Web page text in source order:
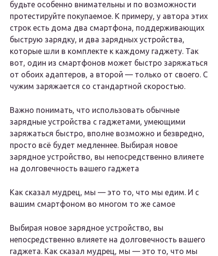
будьте особенно внимательны и по возможности
протестируйте покупаемое. К примеру, у автора этих
строк есть дома два смартфона, поддерживающих
быструю зарядку, и два зарядных устройства,
которые шли в комплекте к каждому гаджету. Так
вот, один из смартфонов может быстро заряжаться
от обоих адаптеров, а второй — только от своего. С
чужим заряжается со стандартной скоростью.
Важно понимать, что использовать обычные
зарядные устройства с гаджетами, умеющими
заряжаться быстро, вполне возможно и безвредно,
просто всё будет медленнее. Выбирая новое
зарядное устройство, вы непосредственно влияете
на долговечность вашего гаджета
Как сказал мудрец, мы — это то, что мы едим. И с
вашим смартфоном во многом то же самое
Выбирая новое зарядное устройство, вы
непосредственно влияете на долговечность вашего
гаджета. Как сказал мудрец, мы — это то, что мы